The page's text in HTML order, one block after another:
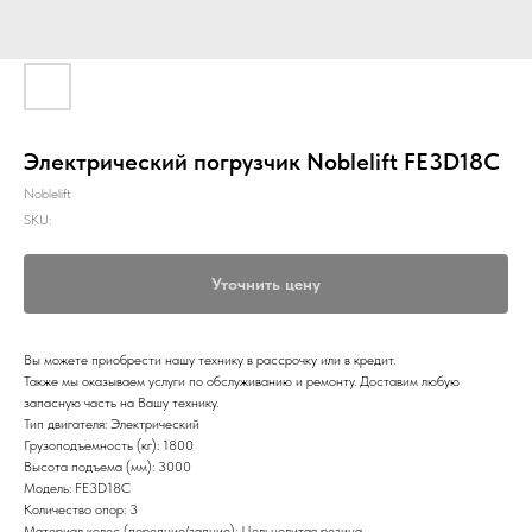
Электрический погрузчик Noblelift FE3D18C
Noblelift
SKU:
Уточнить цену
Вы можете приобрести нашу технику в рассрочку или в кредит.
Также мы оказываем услуги по обслуживанию и ремонту. Доставим любую
запасную часть на Вашу технику.
Тип двигателя: Электрический
Грузоподъемность (кг): 1800
Высота подъема (мм): 3000
Модель: FE3D18C
Количество опор: 3